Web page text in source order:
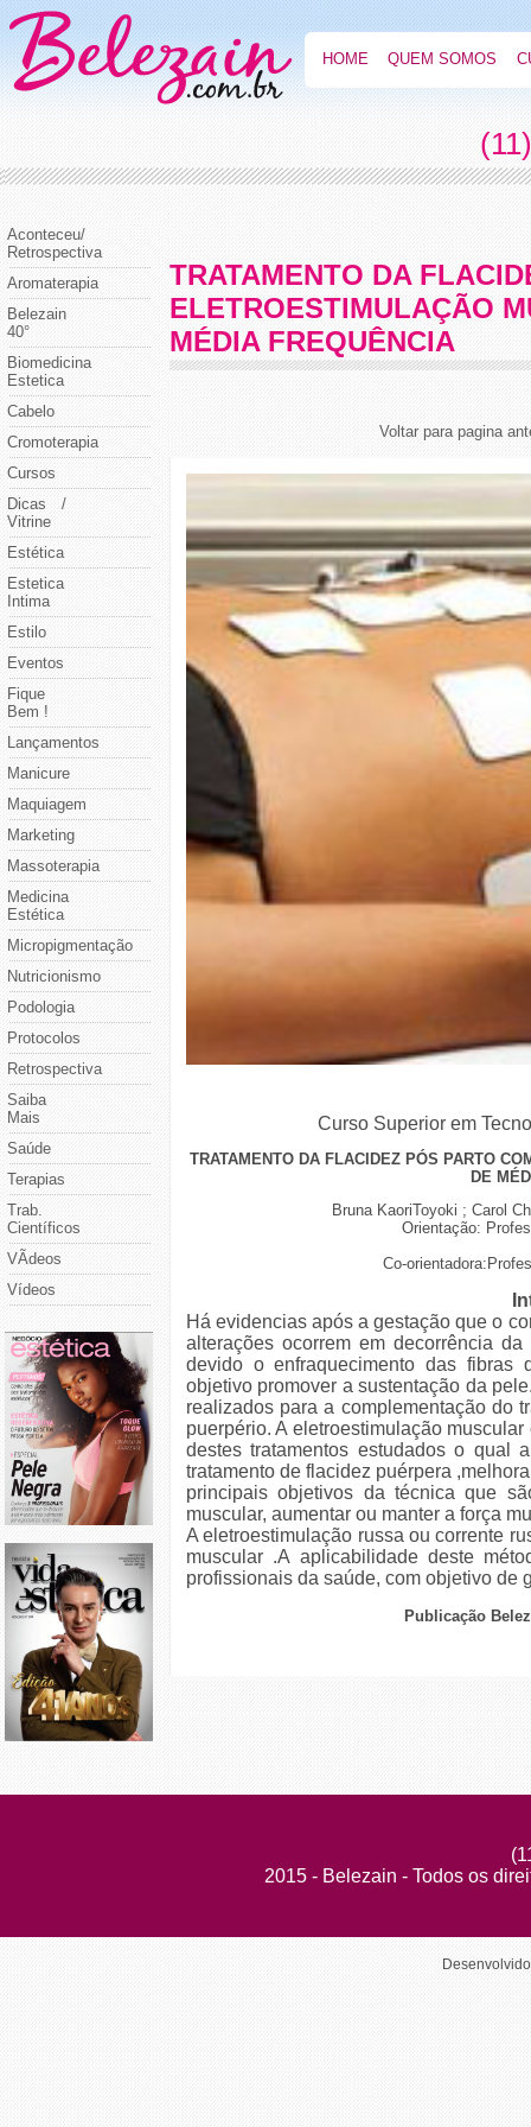
HOME QUEM SOMOS
Aconteceu/
Retrospectiva
Aromaterapia
Belezain
40°
Biomedicina
Estetica
Cabelo
Cromoterapia
Cursos
Dicas /
Vitrine
Estética
Estetica
Intima
Estilo
Eventos
Fique
Bem !
Lançamentos
Manicure
Maquiagem
Marketing
Massoterapia
Medicina
Estética
Micropigmentação
Nutricionismo
Podologia
Protocolos
Retrospectiva
Saiba
Mais
Saúde
Terapias
Trab.
Científicos
VÃ­deos
Vídeos
TRATAMENTO DA
ELETROESTIMULAÇÃO
MÉDIA FREQUÊNCIA
Voltar para pagina
Curso Superior em
TRATAMENTO DA FLACIDEZ PÓS PARTO
DE
Bruna KaoriToyoki ; Carol
Orientação:
Co-
Há evidencias após a gestação que o
alterações ocorrem em decorrência
devido o enfraquecimento das
objetivo promover a sustentação da
realizados para a complementação do
puerpério. A eletroestimulação
destes tratamentos estudados o qual
tratamento de flacidez puérpera ,
principais objetivos da técnica que
muscular, aumentar ou manter a força
A eletroestimulação russa ou corrente
muscular .A aplicabilidade deste
profissionais da saúde, com objetivo de
Publicação
2015 - Belezain - Todos os